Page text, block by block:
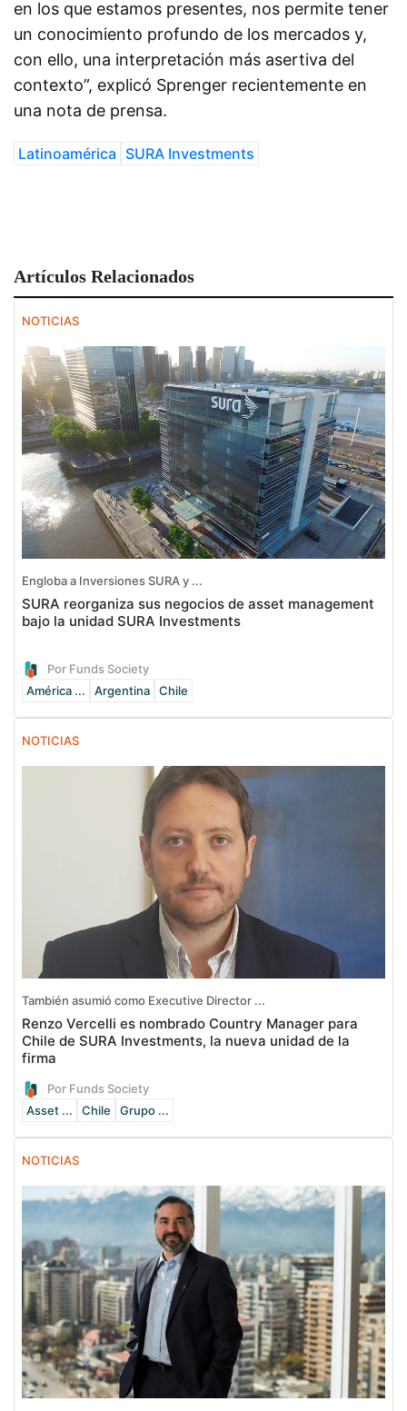
en los que estamos presentes, nos permite tener
un conocimiento profundo de los mercados y,
con ello, una interpretación más asertiva del
contexto”, explicó Sprenger recientemente en
una nota de prensa.
Latinoamérica SURA Investments
Artículos Relacionados
NOTICIAS
Engloba a Inversiones SURA y ...
SURA reorganiza sus negocios de asset management
bajo la unidad SURA Investments
Por Funds Society
América ...
Argentina Chile
NOTICIAS
También asumió como Executive Director ...
Renzo Vercelli es nombrado Country Manager para
Chile de SURA Investments, la nueva unidad de la
firma
Por Funds Society
Asset ...
Chile Grupo ...
NOTICIAS